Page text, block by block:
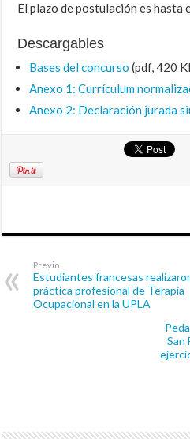
El plazo de postulación es hasta
Descargables
Bases del concurso (pdf, 420
Anexo 1: Currículum
Anexo 2: Declaración jurada
Previo
Estudiantes francesas
práctica profesional de Terapia
Ocupacional en la UPLA
San